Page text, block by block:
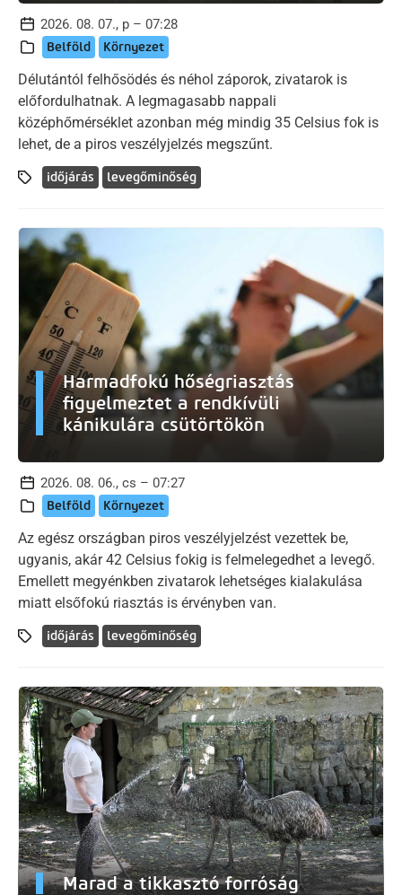
2026. 08. 07., p – 07:28
Belföld Környezet
Délutántól felhősödés és néhol záporok, zivatarok is
előfordulhatnak. A legmagasabb nappali
középhőmérséklet azonban még mindig 35 Celsius fok is
lehet, de a piros veszélyjelzés megszűnt.
időjárás levegőminőség
Harmadfokú hőségriasztás
figyelmeztet a rendkívüli
kánikulára csütörtökön
2026. 08. 06., cs – 07:27
Belföld Környezet
Az egész országban piros veszélyjelzést vezettek be,
ugyanis, akár 42 Celsius fokig is felmelegedhet a levegő.
Emellett megyénkben zivatarok lehetséges kialakulása
miatt elsőfokú riasztás is érvényben van.
időjárás levegőminőség
Marad a tikkasztó forróság